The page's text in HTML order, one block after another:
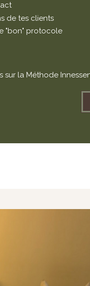
de tes clients
"bon" protocole
sur la Méthode